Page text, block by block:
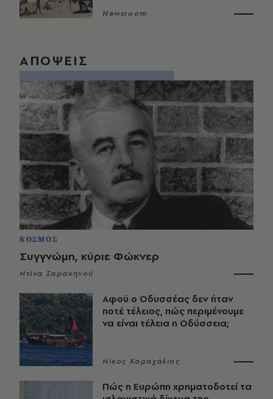
Newsroom
ΑΠΟΨΕΙΣ
ΚΟΣΜΟΣ
Συγγνώμη, κύριε Φώκνερ
Ντίνα Σαρακηνού
Αφού ο Οδυσσέας δεν ήταν
ποτέ τέλειος, πώς περιμένουμε
να είναι τέλεια η Οδύσσεια;
Νίκος Καραχάλιος
Πώς η Ευρώπη χρηματοδοτεί τα